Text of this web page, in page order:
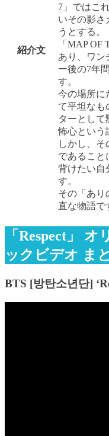
紹介文
7」ではこ
いその影さ
うとする。
「MAP
あり、ワン
ー後の7年
す。
今の場所に
て平坦なも
ターとして
怖心という
しかし、
であること
背けたい自
す。
その「あり
直な物語で
「Respect」
ックビデオ ま
BTS [방탄소년단]